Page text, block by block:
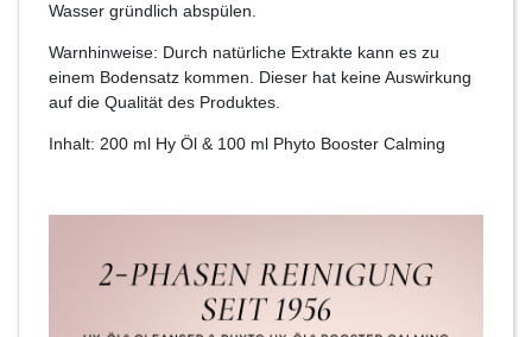
Wasser gründlich abspülen.
Warnhinweise: Durch natürliche Extrakte kann es zu
einem Bodensatz kommen. Dieser hat keine Auswirkung
auf die Qualität des Produktes.
Inhalt: 200 ml Hy Öl & 100 ml Phyto Booster Calming